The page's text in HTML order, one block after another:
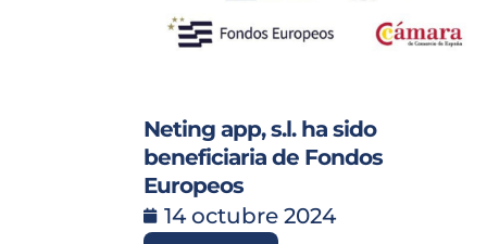
Neting app, s.l. ha sido
beneficiaria de Fondos
Europeos
14 octubre 2024